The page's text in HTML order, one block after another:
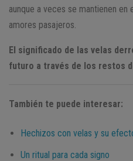
aunque a veces se mantienen
amores pasajeros.
El significado de las velas
futuro a través de los restos
También te puede interesar:
Hechizos con velas y su
Un ritual para cada signo